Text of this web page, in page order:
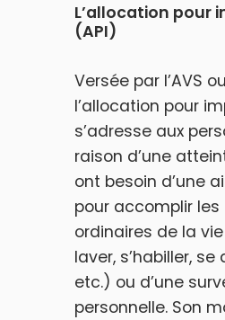
L’allocation pour
(API)
Versée par l’AVS ou
l’allocation pour
s’adresse aux
raison d’une
ont besoin d’une
pour accomplir
ordinaires de la
laver, s’habiller, se
etc.) ou d’une
personnelle. Son